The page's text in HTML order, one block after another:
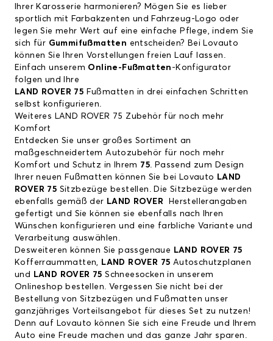
Ihrer Karosserie harmonieren? Mögen Sie es lieber
sportlich mit Farbakzenten und Fahrzeug-Logo oder
legen Sie mehr Wert auf eine einfache Pflege, indem Sie
sich für Gummifußmatten entscheiden? Bei Lovauto
können Sie Ihren Vorstellungen freien Lauf lassen.
Einfach unserem Online-Fußmatten -Konfigurator
folgen und Ihre
LAND ROVER 75 Fußmatten in drei einfachen Schritten
selbst konfigurieren.
Weiteres LAND ROVER 75 Zubehör für noch mehr
Komfort
Entdecken Sie unser großes Sortiment an
maßgeschneidertem Autozubehör für noch mehr
Komfort und Schutz in Ihrem 75. Passend zum Design
Ihrer neuen Fußmatten können Sie bei Lovauto LAND
ROVER 75 Sitzbezüge bestellen. Die Sitzbezüge werden
ebenfalls gemäß der LAND ROVER
Herstellerangaben
gefertigt und Sie können sie ebenfalls nach Ihren
Wünschen konfigurieren und eine farbliche Variante und
Verarbeitung auswählen.
Desweiteren können Sie passgenaue LAND ROVER 75
Kofferraummatten, LAND ROVER 75 Autoschutzplanen
und
LAND ROVER 75 Schneesocken in unserem
Onlineshop bestellen. Vergessen Sie nicht bei der
Bestellung von Sitzbezügen und Fußmatten unser
ganzjähriges Vorteilsangebot für dieses Set zu nutzen!
Denn auf Lovauto können Sie sich eine Freude und Ihrem
Auto eine Freude machen und das ganze Jahr sparen.